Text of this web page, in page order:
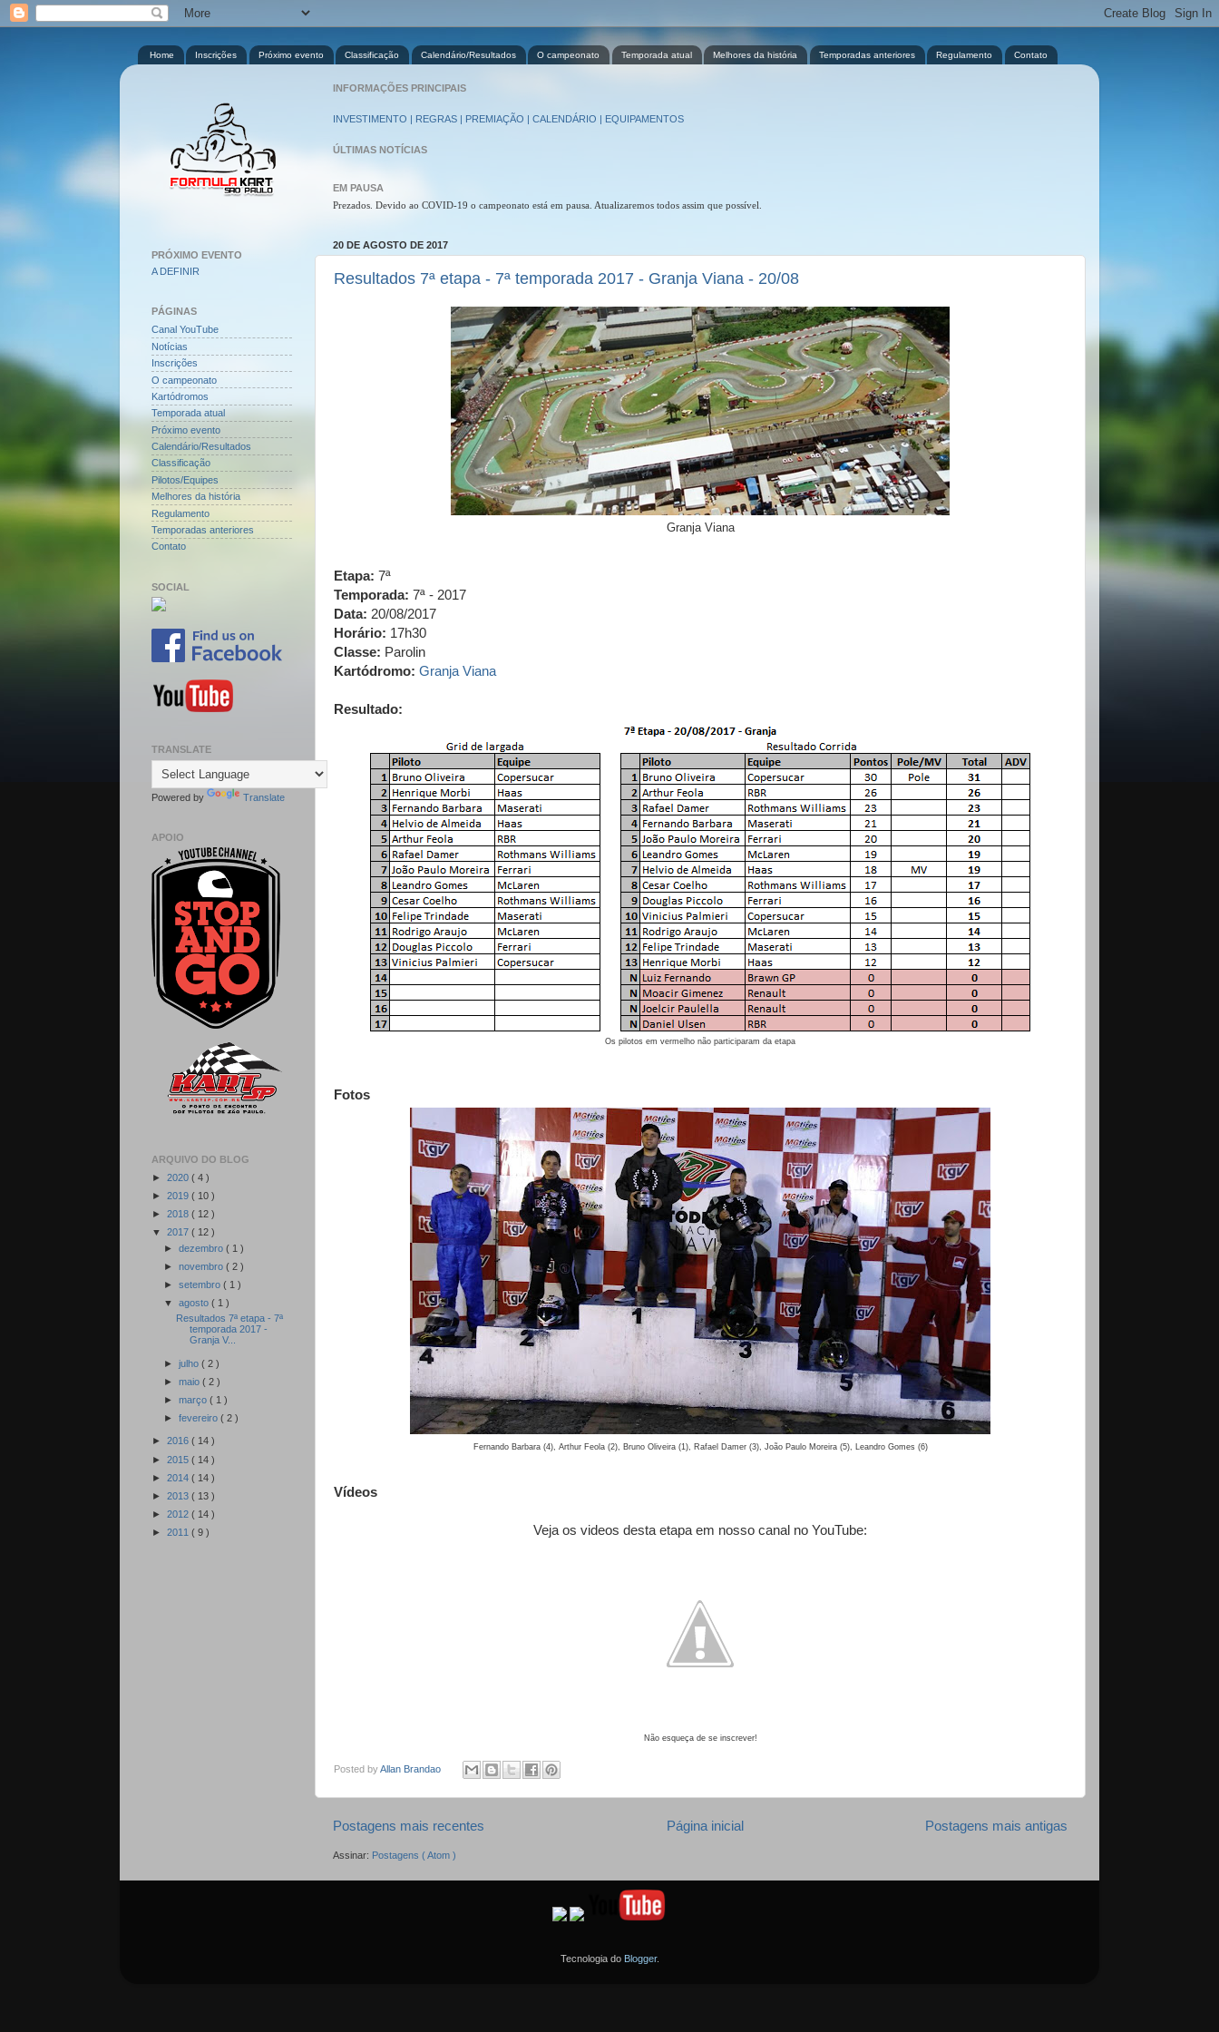
Home Inscrições Próximo evento Classificação Calendário/Resultados O campeonato Temporada atual Melhores da história Temporadas anteriores Regulamento Contato
INFORMAÇÕES PRINCIPAIS
INVESTIMENTO | REGRAS | PREMIAÇÃO | CALENDÁRIO | EQUIPAMENTOS
ÚLTIMAS NOTÍCIAS
EM PAUSA
Prezados. Devido ao COVID-19 o campeonato está em pausa. Atualizaremos todos assim que possível.
20 DE AGOSTO DE 2017
Resultados 7ª etapa - 7ª temporada 2017 - Granja Viana - 20/08
Granja Viana
Etapa: 7ª
Temporada: 7ª - 2017
Data: 20/08/2017
Horário: 17h30
Classe: Parolin
Kartódromo: Granja Viana
Resultado:
Os pilotos em vermelho não participaram da etapa
Fotos
Fernando Barbara (4), Arthur Feola (2), Bruno Oliveira (1), Rafael Damer (3), João Paulo Moreira (5), Leandro Gomes (6)
Vídeos
Veja os videos desta etapa em nosso canal no YouTube:
Não esqueça de se inscrever!
Posted byAllan Brandao
Postagens mais recentes Postagens mais antigas
Página inicial
Assinar: Postagens ( Atom )
PRÓXIMO EVENTO
A DEFINIR
PÁGINAS
Canal YouTube
Notícias
Inscrições
O campeonato
Kartódromos
Temporada atual
Próximo evento
Calendário/Resultados
Classificação
Pilotos/Equipes
Melhores da história
Regulamento
Temporadas anteriores
Contato
SOCIAL
TRANSLATE
Powered by Translate
APOIO
ARQUIVO DO BLOG
► 2020 ( 4 )
► 2019 ( 10 )
► 2018 ( 12 )
▼ 2017 ( 12 )
► dezembro ( 1 )
► novembro ( 2 )
► setembro ( 1 )
▼ agosto ( 1 )
Resultados 7ª etapa - 7ª
temporada 2017 -
Granja V...
► julho ( 2 )
► maio ( 2 )
► março ( 1 )
► fevereiro ( 2 )
► 2016 ( 14 )
► 2015 ( 14 )
► 2014 ( 14 )
► 2013 ( 13 )
► 2012 ( 14 )
► 2011 ( 9 )
Tecnologia do Blogger.